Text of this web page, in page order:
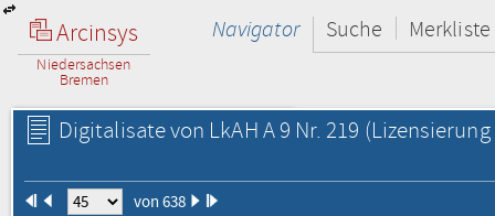
Arcinsys
Niedersachsen
Bremen
Navigator Suche Merkliste
Digitalisate von LkAH A 9 Nr. 219
von 638